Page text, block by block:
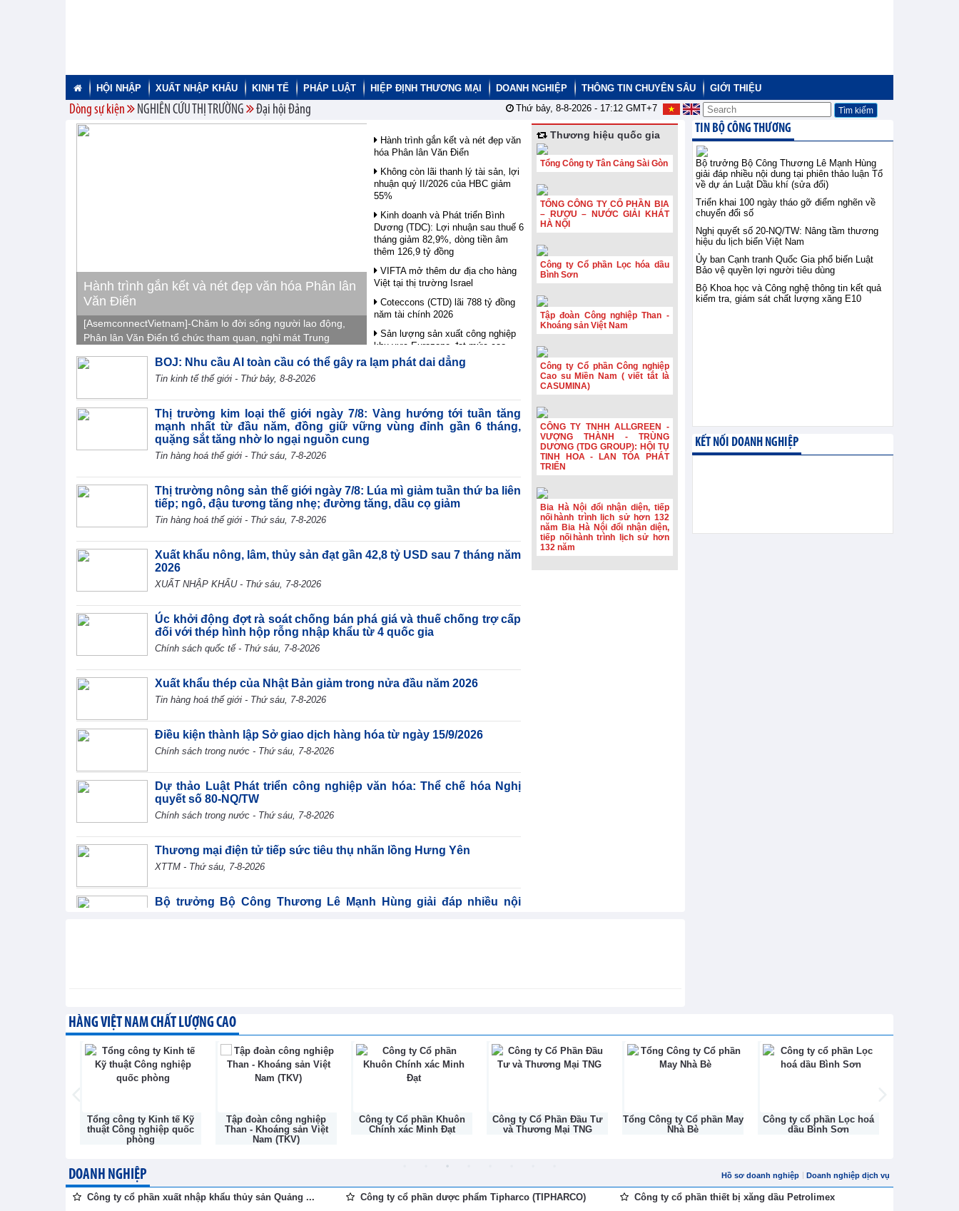
HỘI NHẬP XUẤT NHẬP KHẨU KINH TẾ PHÁP LUẬT HIỆP ĐỊNH THƯƠNG MẠI DOANH NGHIỆP THÔNG TIN CHUYÊN SÂU GIỚI THIỆU
Dòng sự kiện NGHIÊN CỨU THỊ TRƯỜNG Đại hội Đảng Thứ bảy, 8-8-2026 - 17:12GMT+7
Hành trình gắn kết và nét đẹp văn hóa Phân lân
Văn Điển
[AsemconnectVietnam]-Chăm lo đời sống người lao động,
Phân lân Văn Điển tổ chức tham quan, nghỉ mát Trung
văn hóa doanh nghiệp.
Hành trình gắn kết và nét đẹp văn
hóa Phân lân Văn Điển
Không còn lãi thanh lý tài sản, lợi
nhuận quý II/2026 của HBC giảm
55%
Kinh doanh và Phát triển Bình
Dương (TDC): Lợi nhuận sau thuế 6
tháng giảm 82,9%, dòng tiền âm
thêm 126,9 tỷ đồng
VIFTA mở thêm dư địa cho hàng
Việt tại thị trường Israel
Coteccons (CTD) lãi 788 tỷ đồng
năm tài chính 2026
Sản lượng sản xuất công nghiệp
khu vực Eurozone đạt mức cao
nhất trong gần 4 năm rưỡi
lượng cao
Hoạt động sản xuất của Hoa Kỳ
đạt mức cao nhất trong hơn bốn
tháng 7: Xuất nhập khẩu ước đạt
659,6 tỷ USD, tăng 28,1%
BOJ: Nhu cầu AI toàn cầu có thể gây ra lạm phát dai dẳng
Tin kinh tế thế giới - Thứ bảy, 8-8-2026
Thị trường kim loại thế giới ngày 7/8: Vàng hướng tới tuần tăng
mạnh nhất từ đầu năm, đồng giữ vững vùng đỉnh gần 6 tháng,
quặng sắt tăng nhờ lo ngại nguồn cung
Tin hàng hoá thế giới - Thứ sáu, 7-8-2026
Thị trường nông sản thế giới ngày 7/8: Lúa mì giảm tuần thứ ba liên
tiếp; ngô, đậu tương tăng nhẹ; đường tăng, dầu cọ giảm
Tin hàng hoá thế giới - Thứ sáu, 7-8-2026
Xuất khẩu nông, lâm, thủy sản đạt gần 42,8 tỷ USD sau 7 tháng năm
2026
XUẤT NHẬP KHẨU - Thứ sáu, 7-8-2026
Úc khởi động đợt rà soát chống bán phá giá và thuế chống trợ cấp
đối với thép hình hộp rỗng nhập khẩu từ 4 quốc gia
Chính sách quốc tế - Thứ sáu, 7-8-2026
Xuất khẩu thép của Nhật Bản giảm trong nửa đầu năm 2026
Tin hàng hoá thế giới - Thứ sáu, 7-8-2026
Điều kiện thành lập Sở giao dịch hàng hóa từ ngày 15/9/2026
Chính sách trong nước - Thứ sáu, 7-8-2026
Dự thảo Luật Phát triển công nghiệp văn hóa: Thể chế hóa Nghị
quyết số 80-NQ/TW
Chính sách trong nước - Thứ sáu, 7-8-2026
Thương mại điện tử tiếp sức tiêu thụ nhãn lồng Hưng Yên
XTTM - Thứ sáu, 7-8-2026
Bộ trưởng Bộ Công Thương Lê Mạnh Hùng giải đáp nhiều nội
Ngành sản xuất của Ấn Độ cải thiện chậm
Tin kinh tế thế giới - Thứ sáu, 7-8-2026
Thương hiệu quốc gia
Tổng Công ty Tân Cảng Sài Gòn
TỔNG CÔNG TY CỔ PHẦN BIA
– RƯỢU – NƯỚC GIẢI KHÁT
HÀ NỘI
Công ty Cổ phần Lọc hóa dầu
Bình Sơn
Tập đoàn Công nghiệp Than -
Khoáng sản Việt Nam
Công ty Cổ phần Công nghiệp
Cao su Miền Nam ( viết tắt là
CASUMINA)
CÔNG TY TNHH ALLGREEN -
VƯỢNG THÀNH - TRÙNG
DƯƠNG (TDG GROUP): HỘI TỤ
TINH HOA - LAN TỎA PHÁT
TRIỂN
Bia Hà Nội đổi nhận diện, tiếp
nối hành trình lịch sử hơn 132
năm Bia Hà Nội đổi nhận diện,
tiếp nối hành trình lịch sử hơn
132 năm
TIN BỘ CÔNG THƯƠNG
Bộ trưởng Bộ Công Thương Lê Mạnh Hùng
giải đáp nhiều nội dung tại phiên thảo luận Tổ
về dự án Luật Dầu khí (sửa đổi)
Triển khai 100 ngày tháo gỡ điểm nghẽn về
chuyển đổi số
Nghị quyết số 20-NQ/TW: Nâng tầm thương
hiệu du lịch biển Việt Nam
Ủy ban Cạnh tranh Quốc Gia phổ biến Luật
Bảo vệ quyền lợi người tiêu dùng
Bộ Khoa học và Công nghệ thông tin kết quả
kiểm tra, giám sát chất lượng xăng E10
KẾT NỐI DOANH NGHIỆP
HÀNG VIỆT NAM CHẤT LƯỢNG CAO
Tổng công ty Kinh tế Kỹ
thuật Công nghiệp quốc
phòng
Tập đoàn công nghiệp
Than - Khoáng sản Việt
Nam (TKV)
Công ty Cổ phần Khuôn
Chính xác Minh Đạt
Công ty Cổ Phần Đầu Tư
và Thương Mại TNG
Tổng Công ty Cổ phần May
Nhà Bè
Công ty cổ phần Lọc hoá
dầu Bình Sơn
DOANH NGHIỆP Hồ sơ doanh nghiệp Doanh nghiệp dịch vụ
Công ty cổ phần xuất nhập khẩu thủy sản Quảng ...
Công ty cổ phần dược phẩm Tipharco (TIPHARCO)
Công ty cổ phần thiết bị xăng dầu Petrolimex